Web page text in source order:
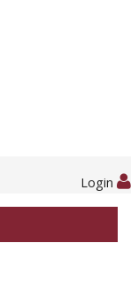
Login